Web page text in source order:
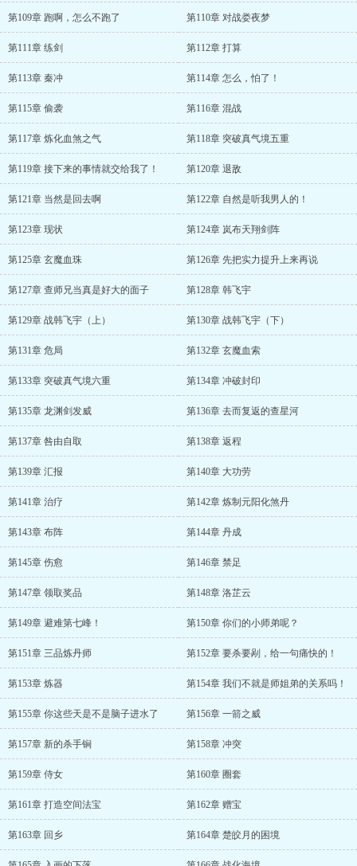
第109章 跑啊，怎么不跑了 第110章 对战娄夜梦
第111章 练剑 第112章 打算
第113章 秦冲 第114章 怎么，怕了！
第115章 偷袭 第116章 混战
第117章 炼化血煞之气 第118章 突破真气境五重
第119章 接下来的事情就交给我了！ 第120章 退敌
第121章 当然是回去啊 第122章 自然是听我男人的！
第123章 现状 第124章 岚布天翔剑阵
第125章 玄魔血珠 第126章 先把实力提升上来再说
第127章 查师兄当真是好大的面子 第128章 韩飞宇
第129章 战韩飞宇（上） 第130章 战韩飞宇（下）
第131章 危局 第132章 玄魔血索
第133章 突破真气境六重 第134章 冲破封印
第135章 龙渊剑发威 第136章 去而复返的查星河
第137章 咎由自取 第138章 返程
第139章 汇报 第140章 大功劳
第141章 治疗 第142章 炼制元阳化煞丹
第143章 布阵 第144章 丹成
第145章 伤愈 第146章 禁足
第147章 领取奖品 第148章 洛芷云
第149章 避难第七峰！ 第150章 你们的小师弟呢？
第151章 三品炼丹师 第152章 要杀要剐，给一句痛快的！
第153章 炼器 第154章 我们不就是师姐弟的关系吗！
第155章 你这些天是不是脑子进水了 第156章 一箭之威
第157章 新的杀手锏 第158章 冲突
第159章 侍女 第160章 圈套
第161章 打造空间法宝 第162章 赠宝
第163章 回乡 第164章 楚皎月的困境